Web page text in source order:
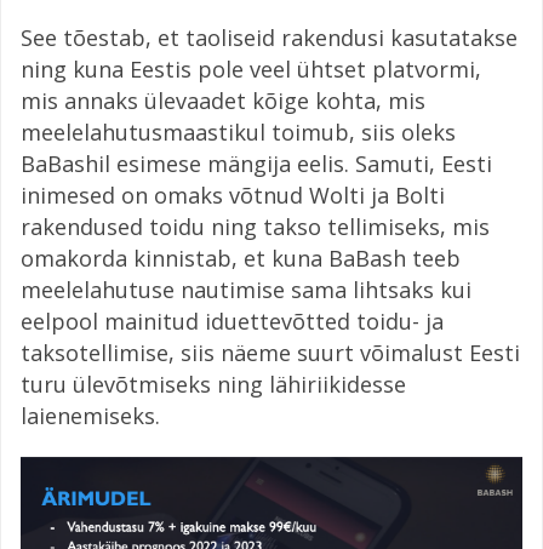
See tõestab, et taoliseid rakendusi kasutatakse
ning kuna Eestis pole veel ühtset platvormi,
mis annaks ülevaadet kõige kohta, mis
meelelahutusmaastikul toimub, siis oleks
BaBashil esimese mängija eelis. Samuti, Eesti
inimesed on omaks võtnud Wolti ja Bolti
rakendused toidu ning takso tellimiseks, mis
omakorda kinnistab, et kuna BaBash teeb
meelelahutuse nautimise sama lihtsaks kui
eelpool mainitud iduettevõtted toidu- ja
taksotellimise, siis näeme suurt võimalust Eesti
turu ülevõtmiseks ning lähiriikidesse
laienemiseks.